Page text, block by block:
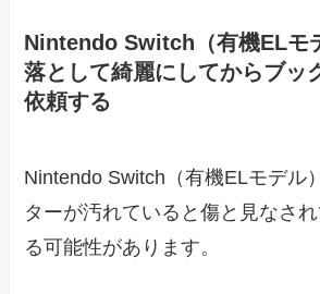
Nintendo Switch（有機ELモ
落として綺麗にしてからブッ
依頼する
Nintendo Switch（有機ELモデル
ターが汚れていると傷と見なさ
る可能性があります。